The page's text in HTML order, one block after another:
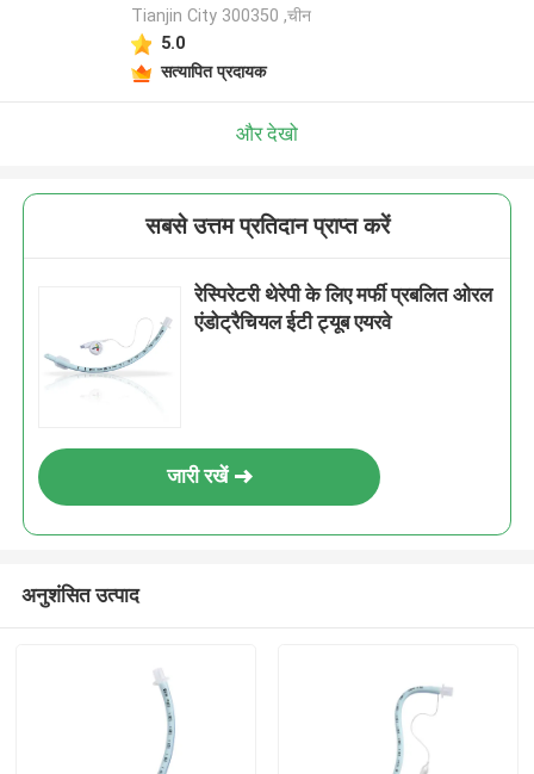
Tianjin City 300350 ,चीन
5.0
सत्यापित प्रदायक
और देखो
सबसे उत्तम प्रतिदान प्राप्त करें
रेस्पिरेटरी थेरेपी के लिए मर्फी प्रबलित ओरल
एंडोट्रैचियल ईटी ट्यूब एयरवे
जारी रखें
अनुशंसित उत्पाद